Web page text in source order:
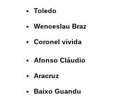
Toledo
Wenceslau Braz
coronel vivida
Afonso Cláudio
Aracruz
Baixo Guandu